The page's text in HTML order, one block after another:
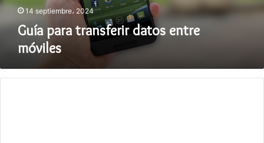
14 septiembre، 2024
Guía para transferir datos entre
móviles